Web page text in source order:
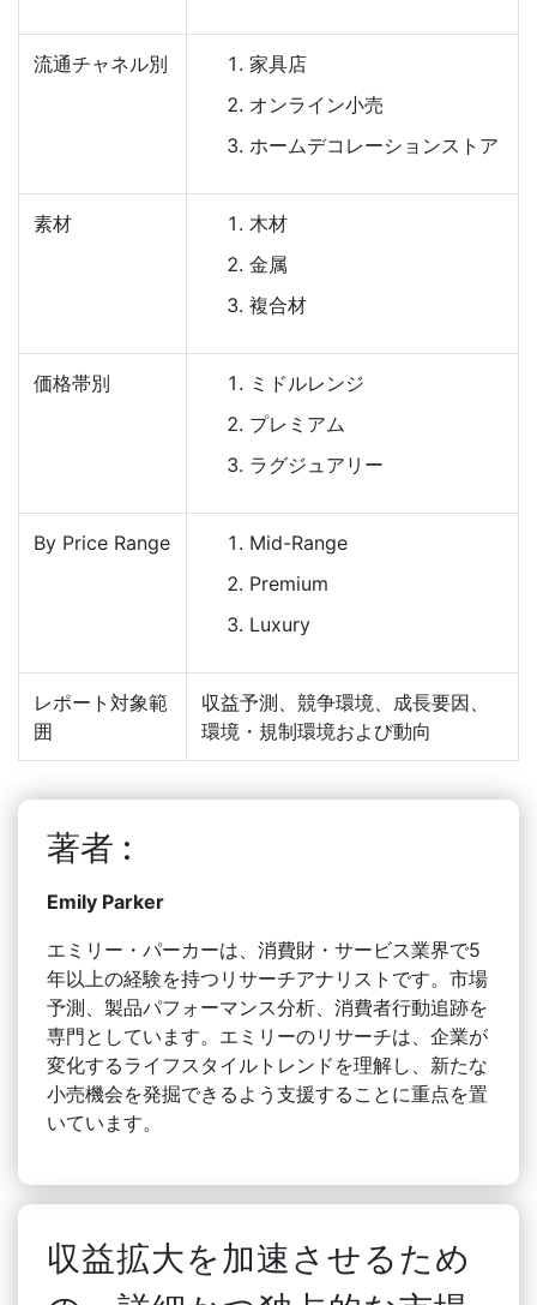
流通チャネル別
家具店
オンライン小売
ホームデコレーションストア
素材
木材
金属
複合材
価格帯別
ミドルレンジ
プレミアム
ラグジュアリー
By Price Range
Mid-Range
Premium
Luxury
レポート対象範
囲
収益予測、競争環境、成長要因、
環境・規制環境および動向
著者 :
Emily Parker
エミリー・パーカーは、消費財・サービス業界で5
年以上の経験を持つリサーチアナリストです。市場
予測、製品パフォーマンス分析、消費者行動追跡を
専門としています。エミリーのリサーチは、企業が
変化するライフスタイルトレンドを理解し、新たな
小売機会を発掘できるよう支援することに重点を置
いています。
収益拡大を加速させるため